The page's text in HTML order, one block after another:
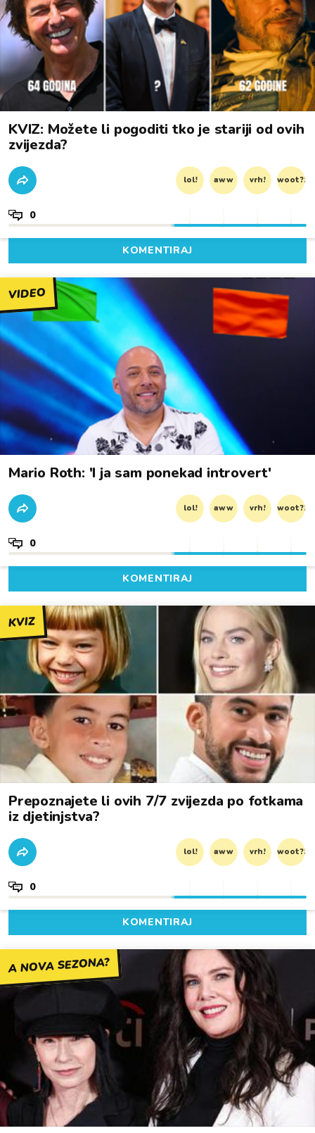
KVIZ: Možete li pogoditi tko je stariji od ovih
zvijezda?
lol! aww vrh! woot?!
0
KOMENTIRAJ
VIDEO
Mario Roth: 'I ja sam ponekad introvert'
lol! aww vrh! woot?!
0
KOMENTIRAJ
KVIZ
Prepoznajete li ovih 7/7 zvijezda po fotkama
iz djetinjstva?
lol! aww vrh! woot?!
0
KOMENTIRAJ
A NOVA SEZONA?